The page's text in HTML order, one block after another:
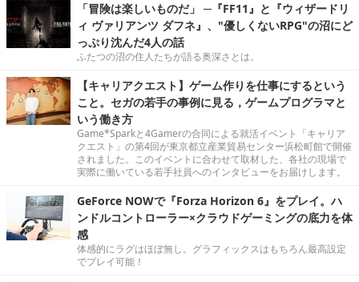
「冒険は楽しいものだ」 ─『FF11』と『ウィザードリ
ィ ヴァリアンツ ダフネ』、"優しくないRPG"の沼にど
っぷり沈んだ4人の話
ふたつの沼の住人たちが語る奥深さとは。
【キャリアクエスト】ゲーム作りを仕事にするという
こと。セガの若手の事例に見る，ゲームプログラマと
いう働き方
Game*Sparkと4Gamerの合同による就活イベント「キャリア
クエスト」の第4回が東京都立産業貿易センター浜松町館で開催
されました。このイベントに合わせて取材した、各社の現場で
実際に働いている若手社員へのインタビューをお届けします。
GeForce NOWで『Forza Horizon 6』をプレイ。ハ
ンドルコントローラー×クラウドゲーミングの底力を体
感
体感的にラグはほぼ無し。グラフィックスはもちろん最高設定
でプレイ可能！